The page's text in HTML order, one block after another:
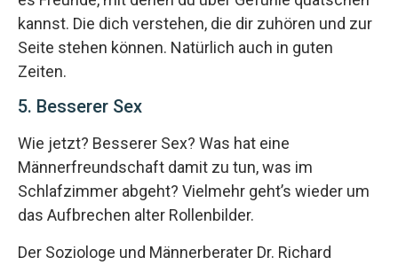
kannst. Die dich verstehen, die dir zuhören und zur
Seite stehen können. Natürlich auch in guten
Zeiten.
5. Besserer Sex
Wie jetzt? Besserer Sex? Was hat eine
Männerfreundschaft damit zu tun, was im
Schlafzimmer abgeht? Vielmehr geht’s wieder um
das Aufbrechen alter Rollenbilder.
Der Soziologe und Männerberater Dr. Richard